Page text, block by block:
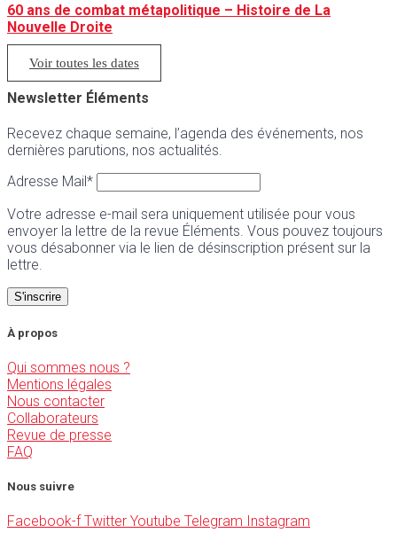
60 ans de combat métapolitique – Histoire de La
Nouvelle Droite
Voir toutes les dates
Newsletter Éléments
Recevez chaque semaine, l’agenda des événements, nos
dernières parutions, nos actualités.
Adresse Mail*
Votre adresse e-mail sera uniquement utilisée pour vous
envoyer la lettre de la revue Éléments. Vous pouvez toujours
vous désabonner via le lien de désinscription présent sur la
lettre.
À propos
Qui sommes nous ?
Mentions légales
Nous contacter
Collaborateurs
Revue de presse
FAQ
Nous suivre
Facebook-f Twitter Youtube Telegram Instagram